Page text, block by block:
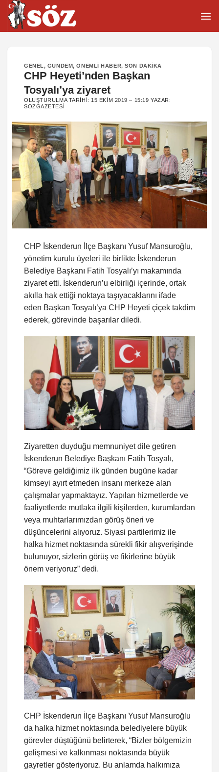
İçeriğe
atla
GENEL, GÜNDEM,ÖNEMLI HABER,SON DAKIKA
CHP Heyeti’nden Başkan
Tosyalı’ya ziyaret
OLUŞTURULMA TARIHI: 15 EKIM 2019 – 15:19 YAZAR:
SOZGAZETESI
CHP İskenderun İlçe Başkanı Yusuf Mansuroğlu,
yönetim kurulu üyeleri ile birlikte İskenderun
Belediye Başkanı Fatih Tosyalı’yı makamında
ziyaret etti. İskenderun’u elbirliği içerinde, ortak
akılla hak ettiği noktaya taşıyacaklarını ifade
eden Başkan Tosyalı’ya CHP Heyeti çiçek takdim
ederek, görevinde başarılar diledi.
Ziyaretten duyduğu memnuniyet dile getiren
İskenderun Belediye Başkanı Fatih Tosyalı,
“Göreve geldiğimiz ilk günden bugüne kadar
kimseyi ayırt etmeden insanı merkeze alan
çalışmalar yapmaktayız. Yapılan hizmetlerde ve
faaliyetlerde mutlaka ilgili kişilerden, kurumlardan
veya muhtarlarımızdan görüş öneri ve
düşüncelerini alıyoruz. Siyasi partilerimiz ile
halka hizmet noktasında sürekli fikir alışverişinde
bulunuyor, sizlerin görüş ve fikirlerine büyük
önem veriyoruz” dedi.
CHP İskenderun İlçe Başkanı Yusuf Mansuroğlu
da halka hizmet noktasında belediyelere büyük
görevler düştüğünü belirterek, “Bizler bölgemizin
gelişmesi ve kalkınması noktasında büyük
gayretler gösteriyoruz. Bu anlamda halkımıza